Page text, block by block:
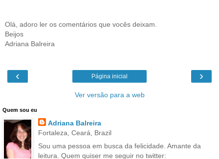
Olá, adoro ler os comentários que vocês deixam.
Beijos
Adriana Balreira
‹ ›
Página inicial
Ver versão para a web
Quem sou eu
Adriana Balreira
Fortaleza, Ceará, Brazil
Sou uma pessoa em busca da felicidade. Amante da
leitura. Quem quiser me seguir no twitter: